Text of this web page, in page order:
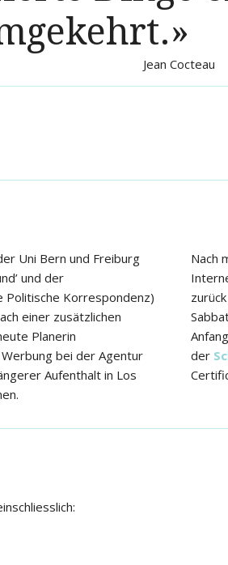
Jean Cocteau
Uni Bern und Freiburg
und der
Politische Korrespondenz)
einer zusätzlichen
Planerin
bei der Agentur
Aufenthalt in Los
Nach
der